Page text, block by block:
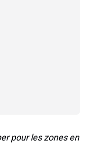
pour les zones en